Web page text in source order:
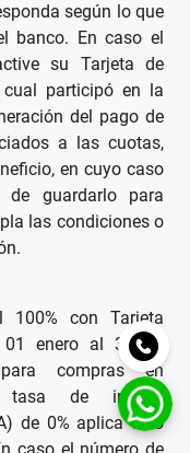
según lo que
banco. En caso el
su Tarjeta de
participó en la
del pago de
a las cuotas,
en cuyo caso
guardarlo para
las condiciones o
100% con Tarjeta
01 enero al 31 de
compras en
de interés
de 0% aplica solo